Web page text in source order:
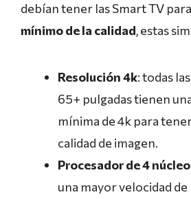
debían tener las Smart TV
mínimo de la calidad, estas
Resolución 4k: todas
65+ pulgadas tienen
mínima de 4k para
calidad de imagen.
Procesador de 4
una mayor velocidad de